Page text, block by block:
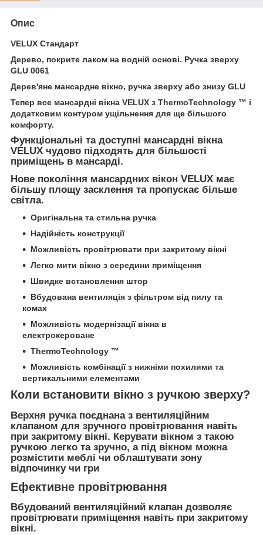
Опис
VELUX Стандарт
Дерево, покрите лаком на водній основі. Ручка зверху
GLU 0061
Дерев'яне мансардне вікно, ручка зверху або знизу GLU
Тепер все мансардні вікна VELUX з ThermoTechnology ™ і
додатковим контуром ущільнення для ще більшого
комфорту.
Функціональні та доступні мансардні вікна
VELUX чудово підходять для більшості
приміщень в мансарді.
Нове покоління мансардних вікон VELUX має
більшу площу засклення та пропускає більше
світла.
Оригінальна та стильна ручка
Надійність конструкції
Можливість провітрювати при закритому вікні
Легко мити вікно з середини приміщення
Швидке встановлення штор
Вбудована вентиляція з фільтром від пилу та
комах
Можливість модернізації вікна в
електрокероване
ThermoTechnology ™
Можливість комбінації з нижніми похилими та
вертикальними елементами
Коли встановити вікно з ручкою зверху?
Верхня ручка поєднана з вентиляційним
клапаном для зручного провітрювання навіть
при закритому вікні. Керувати вікном з такою
ручкою легко та зручно, а під вікном можна
розмістити меблі чи облаштувати зону
відпочинку чи гри
Ефективне провітрювання
Вбудований вентиляційний клапан дозволяє
провітрювати приміщення навіть при закритому
вікні.